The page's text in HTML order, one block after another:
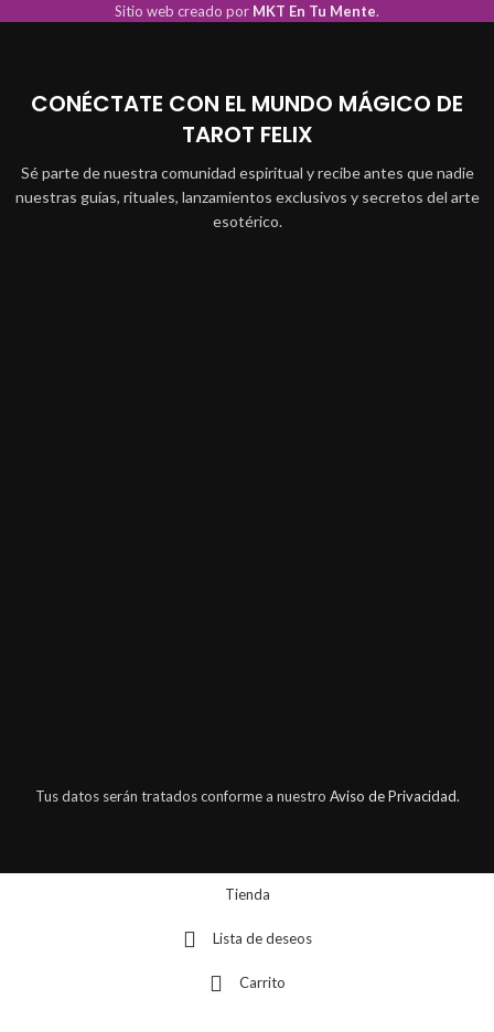
Sitio web creado por MKT En Tu Mente.
CONÉCTATE CON EL MUNDO MÁGICO DE
TAROT FELIX
Sé parte de nuestra comunidad espiritual y recibe antes que nadie
nuestras guías, rituales, lanzamientos exclusivos y secretos del arte
esotérico.
Tus datos serán tratados conforme a nuestro Aviso de Privacidad.
Tienda
Lista de deseos
Carrito